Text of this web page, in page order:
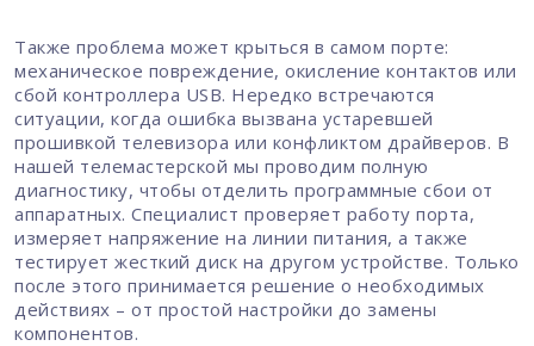
Также проблема может крыться в самом порте:
механическое повреждение, окисление контактов или
сбой контроллера USB. Нередко встречаются
ситуации, когда ошибка вызвана устаревшей
прошивкой телевизора или конфликтом драйверов. В
нашей телемастерской мы проводим полную
диагностику, чтобы отделить программные сбои от
аппаратных. Специалист проверяет работу порта,
измеряет напряжение на линии питания, а также
тестирует жесткий диск на другом устройстве. Только
после этого принимается решение о необходимых
действиях – от простой настройки до замены
компонентов.